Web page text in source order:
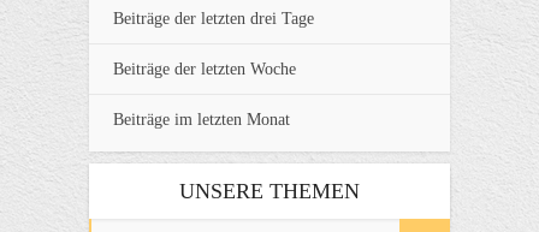
Beiträge der letzten drei Tage
Beiträge der letzten Woche
Beiträge im letzten Monat
UNSERE THEMEN